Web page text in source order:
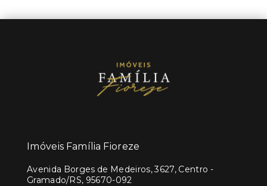
Imóveis Família Fioreze
Avenida Borges de Medeiros, 3627, Centro -
Gramado/RS, 95670-092